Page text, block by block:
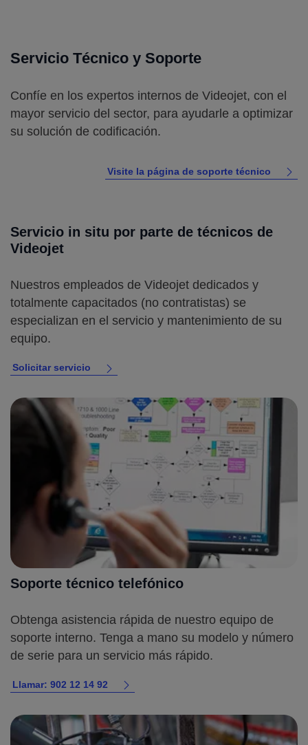
Servicio Técnico y Soporte
Confíe en los expertos internos de Videojet, con el
mayor servicio del sector, para ayudarle a optimizar
su solución de codificación.
Visite la página de soporte técnico
Servicio in situ por parte de técnicos de
Videojet
Nuestros empleados de Videojet dedicados y
totalmente capacitados (no contratistas) se
especializan en el servicio y mantenimiento de su
equipo.
Solicitar servicio
Soporte técnico telefónico
Obtenga asistencia rápida de nuestro equipo de
soporte interno. Tenga a mano su modelo y número
de serie para un servicio más rápido.
Llamar: 902 12 14 92